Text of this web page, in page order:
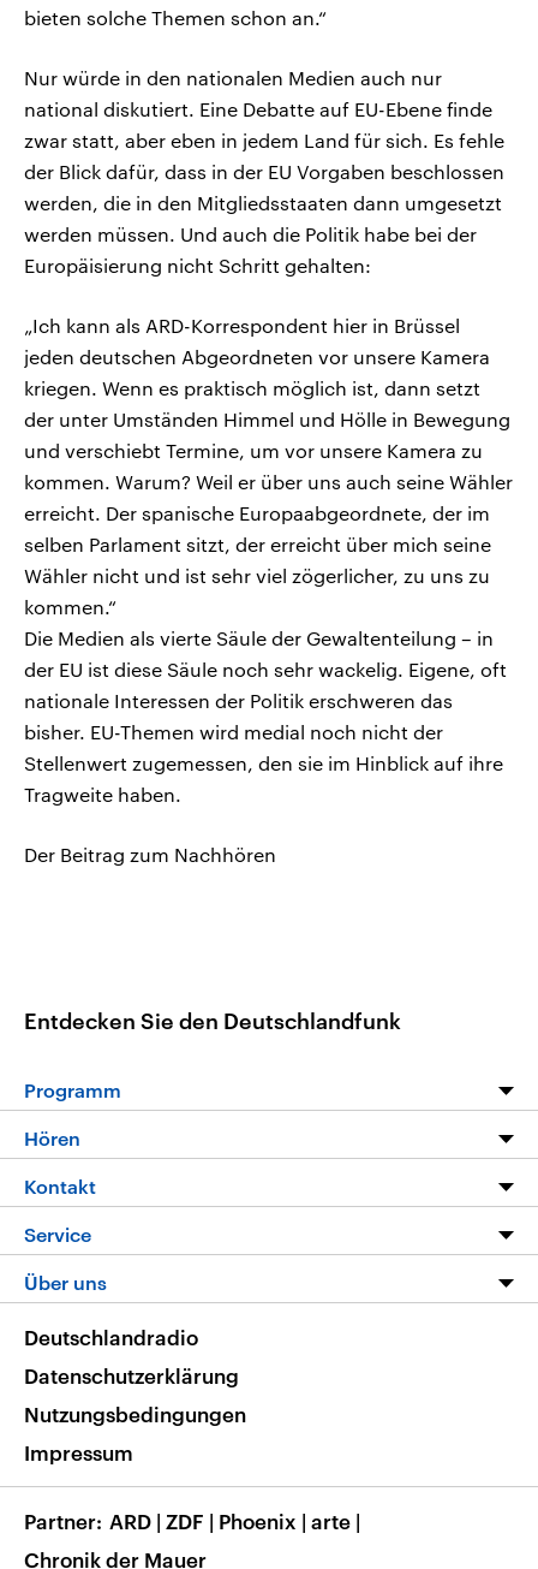
bieten solche Themen schon an.“
Nur würde in den nationalen Medien auch nur
national diskutiert. Eine Debatte auf EU-Ebene finde
zwar statt, aber eben in jedem Land für sich. Es fehle
der Blick dafür, dass in der EU Vorgaben beschlossen
werden, die in den Mitgliedsstaaten dann umgesetzt
werden müssen. Und auch die Politik habe bei der
Europäisierung nicht Schritt gehalten:
„Ich kann als ARD-Korrespondent hier in Brüssel
jeden deutschen Abgeordneten vor unsere Kamera
kriegen. Wenn es praktisch möglich ist, dann setzt
der unter Umständen Himmel und Hölle in Bewegung
und verschiebt Termine, um vor unsere Kamera zu
kommen. Warum? Weil er über uns auch seine Wähler
erreicht. Der spanische Europaabgeordnete, der im
selben Parlament sitzt, der erreicht über mich seine
Wähler nicht und ist sehr viel zögerlicher, zu uns zu
kommen.“
Die Medien als vierte Säule der Gewaltenteilung – in
der EU ist diese Säule noch sehr wackelig. Eigene, oft
nationale Interessen der Politik erschweren das
bisher. EU-Themen wird medial noch nicht der
Stellenwert zugemessen, den sie im Hinblick auf ihre
Tragweite haben.
Der Beitrag zum Nachhören
Entdecken Sie den Deutschlandfunk
Programm
Programm
Die Nachrichten
Nachrichtenleicht
Neue Beiträge auf dlf.de
Hören
Livestream
Podcasts
Deutschlandfunk App
Nachrichten App
Frequenzen
Kontakt
Hörerservice
Service
FAQ
Veranstaltungen
Musikliste
RSS
Über uns
Barrierefreiheit
Deutschlandradio
Datenschutzerklärung
Nutzungsbedingungen
Impressum
Partner ARD | ZDF | Phoenix | arte |
Chronik der Mauer